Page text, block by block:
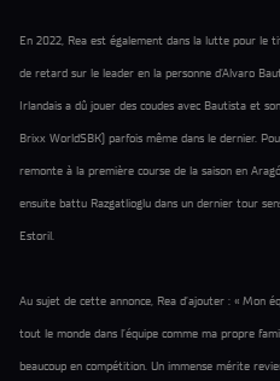
En 2022, Rea est également dans la lutte pour le
de retard sur le leader en la personne d’Alvaro
Irlandais a dû jouer des coudes avec Bautista et
Brixx WorldSBK) parfois même dans le dernier.
remonte à la première course de la saison en
ensuite battu Razgatlioglu dans un dernier tour
Estoril.
Au sujet de cette annonce, Rea d’ajouter : « Mon
tout le monde dans l’équipe comme ma propre
beaucoup en compétition. Un immense mérite